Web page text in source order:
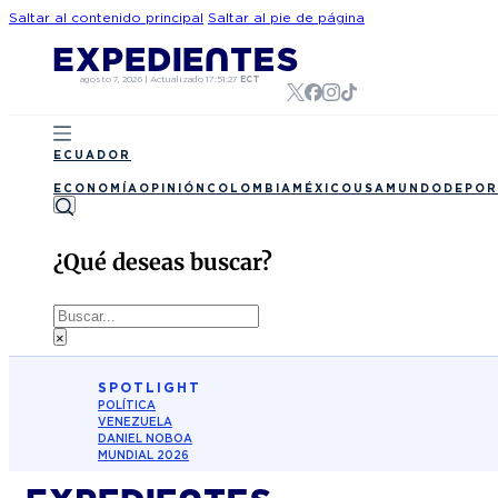
Saltar al contenido principal Saltar al pie de página
agosto 7, 2026 | Actualizado 17:51:27 ECT
ECUADOR
ECONOMÍA OPINIÓN COLOMBIA MÉXICO USA MUNDO
¿Qué deseas buscar?
Buscar
×
SPOTLIGHT
POLÍTICA
VENEZUELA
DANIEL NOBOA
MUNDIAL 2026